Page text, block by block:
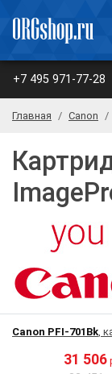
+7 495 971-77-28
Главная Canon
Canon PFI-701Bk,
31 506